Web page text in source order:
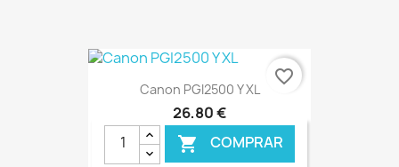
Canon PGI2500 Y XL
26,80 €
 COMPRAR
favorite_border